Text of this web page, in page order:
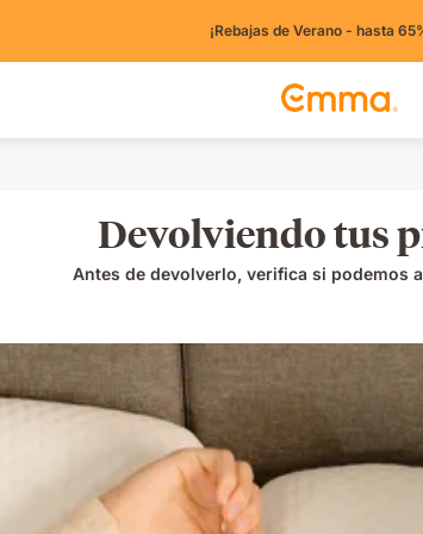
¡Rebajas de Verano - hasta
Devolviendo tus
Antes de devolverlo, verifica si podemos